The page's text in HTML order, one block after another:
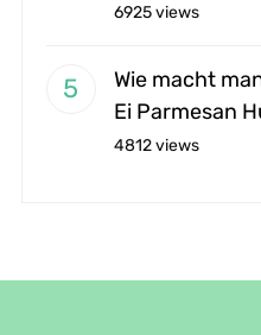
6925 views
Wie macht
Ei Parmesan
4812 views